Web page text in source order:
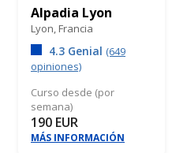
Alpadia Lyon
Lyon, Francia
4.3 Genial (649
opiniones)
Curso desde (por
semana)
190 EUR
MÁS INFORMACIÓN